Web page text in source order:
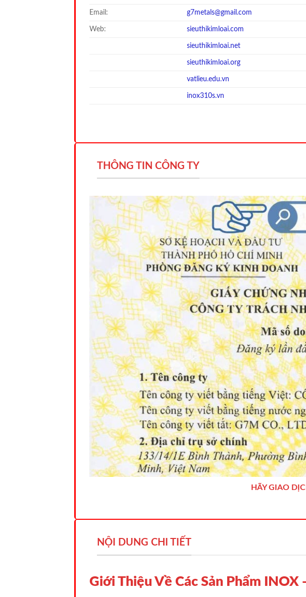
Email: g7metals@gmail.com
Web: sieuthikimloai.com
sieuthikimloai.net
sieuthikimloai.org
vatlieu.edu.vn
inox310s.vn
THÔNG TIN CÔNG TY
HÃY GIAO
NỘI DUNG CHI TIẾT
Giới Thiệu Về Các Sản Phẩm INOX